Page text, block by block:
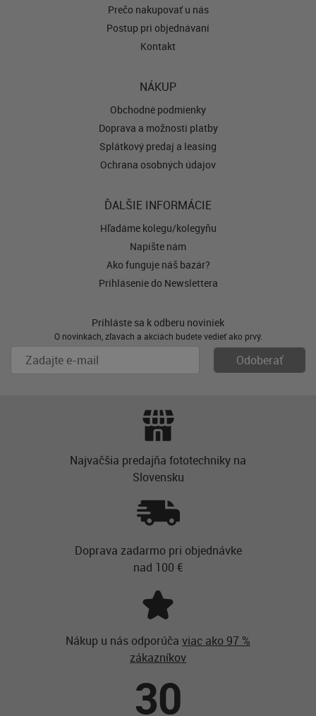
Prečo nakupovať u nás
Postup pri objednávaní
Kontakt
NÁKUP
Obchodné podmienky
Doprava a možnosti platby
Splátkový predaj a leasing
Ochrana osobných údajov
ĎALŠIE INFORMÁCIE
Hľadáme kolegu/kolegyňu
Napíšte nám
Ako funguje náš bazár?
Prihlásenie do Newslettera
Prihláste sa k odberu noviniek
O novinkách, zľavách a akciách budete vedieť ako prvý.
Najvačšia predajňa fototechniky na
Slovensku
Doprava zadarmo pri objednávke
nad 100 €
Nákup u nás odporúča viac ako 97 %
zákazníkov
30